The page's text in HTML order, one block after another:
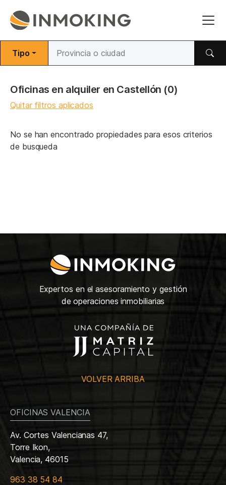
Tipo
Oficinas en alquiler en Castellón (0)
Quitar filtros aplicados
No se han encontrado propiedades para esos criterios
de busqueda
Expertos en el asesoramiento y gestión
de operaciones inmobiliarias
VOLVER ARRIBA
OFICINAS VALENCIA
Av. Cortes Valencianas 47,
Torre Ikon,
Valencia, 46015
963 38 54 84